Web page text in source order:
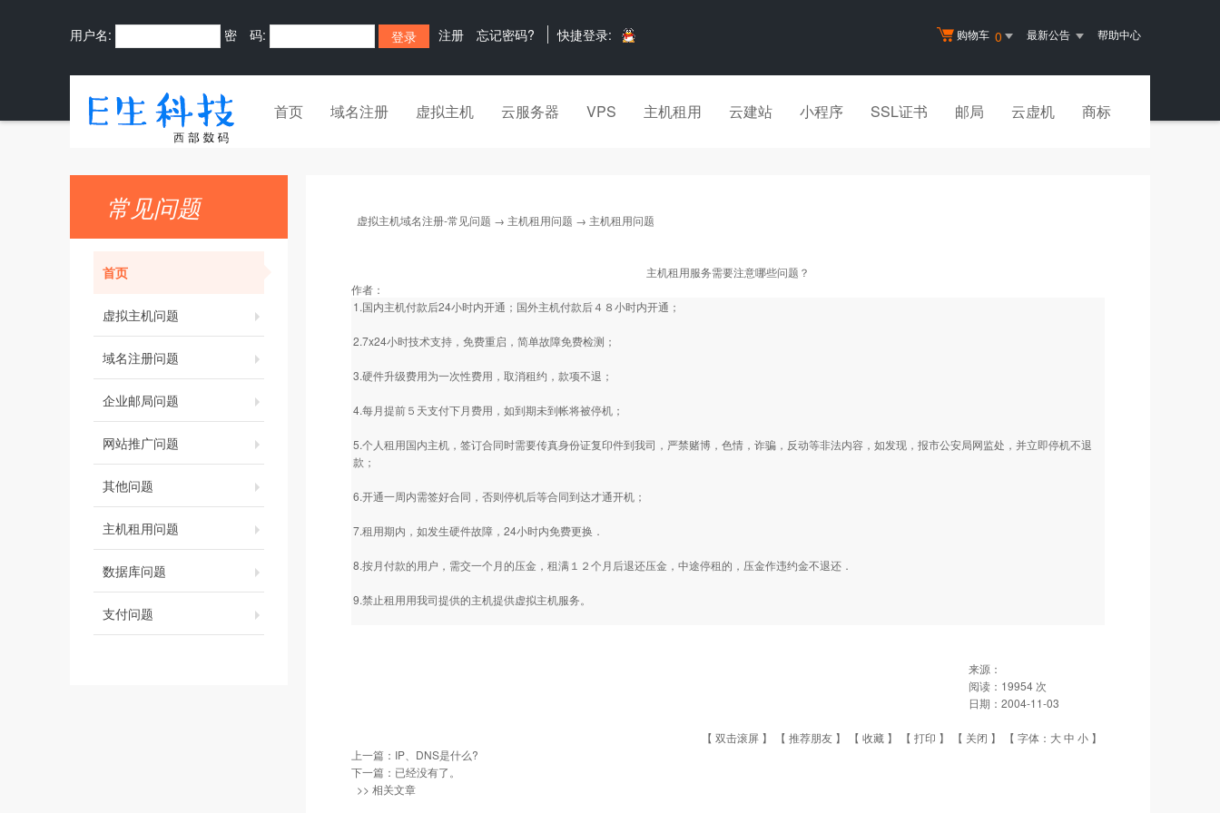
购物车 0 最新公告 帮助中心
用户名: 密 码: 注册 忘记密码? 快捷登录:
首页 域名注册 虚拟主机 云服务器 VPS 主机租用 云建站 小程序 SSL证书 邮局 云虚机 商标
常见问题
首页
虚拟主机问题
域名注册问题
企业邮局问题
网站推广问题
其他问题
主机租用问题
数据库问题
支付问题
虚拟主机域名注册-常见问题 → 主机租用问题 → 主机租用问题
主机租用服务需要注意哪些问题？
作者：
1.国内主机付款后24小时内开通；国外主机付款后４８小时内开通；
2.7x24小时技术支持，免费重启，简单故障免费检测；
3.硬件升级费用为一次性费用，取消租约，款项不退；
4.每月提前５天支付下月费用，如到期未到帐将被停机；
5.个人租用国内主机，签订合同时需要传真身份证复印件到我司，严禁赌博，色情，诈骗，反动等非法内容，如发现，报市公安局网监处，并立即停机不退
款；
6.开通一周内需签好合同，否则停机后等合同到达才通开机；
7.租用期内，如发生硬件故障，24小时内免费更换．
8.按月付款的用户，需交一个月的压金，租满１２个月后退还压金，中途停租的，压金作违约金不退还．
9.禁止租用用我司提供的主机提供虚拟主机服务。
来源：
阅读： 19954 次
日期： 2004-11-03
【 双击滚屏 】 【 推荐朋友 】 【 收藏 】 【 打印 】 【 关闭 】 【 字体： 大中 小 】
上一篇： IP、DNS是什么?
下一篇：已经没有了。
>> 相关文章